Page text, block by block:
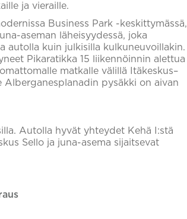
ja vieraille.
Business Park -keskittymässä,
aseman läheisyydessä, joka
autolla kuin julkisilla kulkuneuvoillakin.
Pikaratikka 15 liikennöinnin alettua
matkalle välillä Itäkeskus–
Alberganesplanadin pysäkki on aivan
Autolla hyvät yhteydet Kehä I:stä
Sello ja juna-asema sijaitsevat